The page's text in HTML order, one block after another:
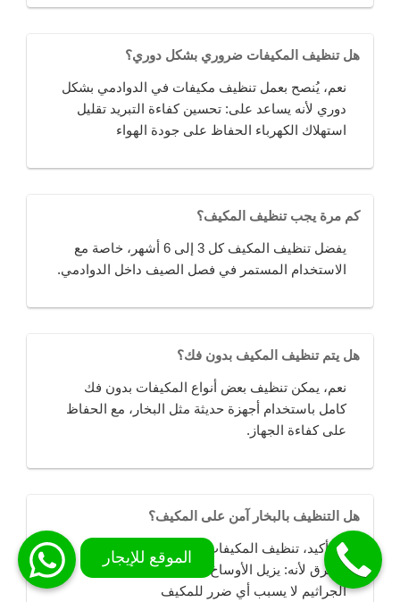
هل تنظيف المكيفات ضروري بشكل دوري؟
نعم، يُنصح بعمل تنظيف مكيفات في الدوادمي بشكل
دوري لأنه يساعد على: تحسين كفاءة التبريد تقليل
استهلاك الكهرباء الحفاظ على جودة الهواء
كم مرة يجب تنظيف المكيف؟
يفضل تنظيف المكيف كل 3 إلى 6 أشهر، خاصة مع
الاستخدام المستمر في فصل الصيف داخل الدوادمي.
هل يتم تنظيف المكيف بدون فك؟
نعم، يمكن تنظيف بعض أنواع المكيفات بدون فك
كامل باستخدام أجهزة حديثة مثل البخار، مع الحفاظ
على كفاءة الجهاز.
هل التنظيف بالبخار آمن على المكيف؟
بالتأكيد، تنظيف المكيفات بالبخار يُعد من أفضل
الطرق لأنه: يزيل الأوساخ العميقة يقضي على
الجراثيم لا يسبب أي ضرر للمكيف